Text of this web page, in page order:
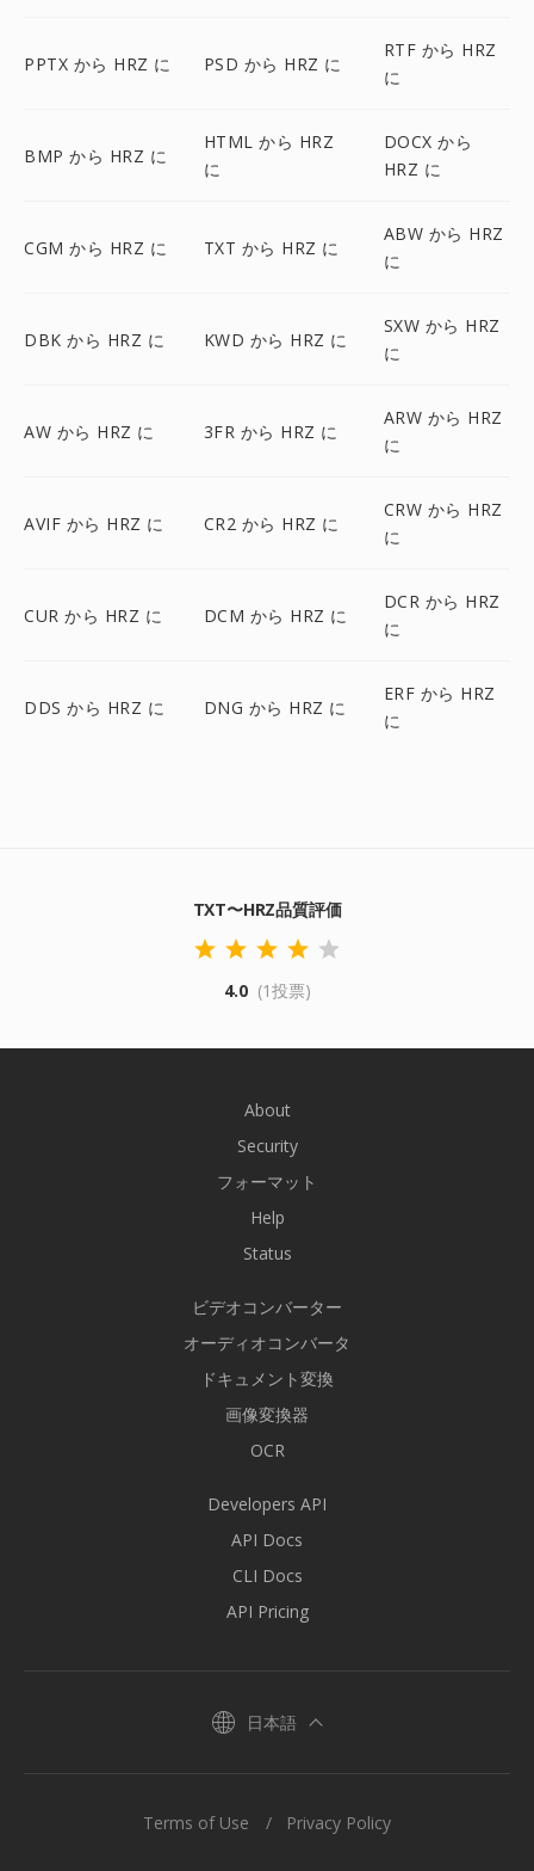
PPTX から HRZ に PSD から HRZ に
RTF から HRZ
に
BMP から HRZ に
HTML から HRZ
に
DOCX から
HRZ に
CGM から HRZ に TXT から HRZ に
ABW から HRZ
に
DBK から HRZ に KWD から HRZ に
SXW から HRZ
に
AW から HRZ に 3FR から HRZ に
ARW から HRZ
に
AVIF から HRZ に CR2 から HRZ に
CRW から HRZ
に
CUR から HRZ に DCM から HRZ に
DCR から HRZ
に
DDS から HRZ に DNG から HRZ に
ERF から HRZ
に
TXT〜HRZ品質評価
4.0 (1投票)
About
Security
フォーマット
Help
Status
ビデオコンバーター
オーディオコンバータ
ドキュメント変換
画像変換器
OCR
Developers API
API Docs
CLI Docs
API Pricing
日本語
Terms of Use Privacy Policy